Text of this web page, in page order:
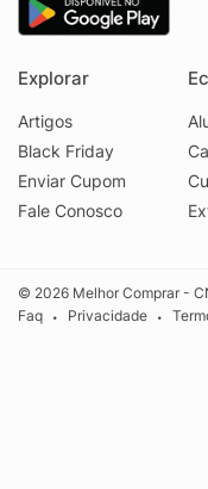
Explorar
Artigos
Black Friday
Enviar Cupom
Fale Conosco
© 2026 Melhor Comprar -
Faq
• Privacidade •